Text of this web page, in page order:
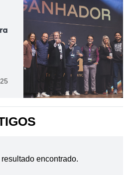
encontrado.